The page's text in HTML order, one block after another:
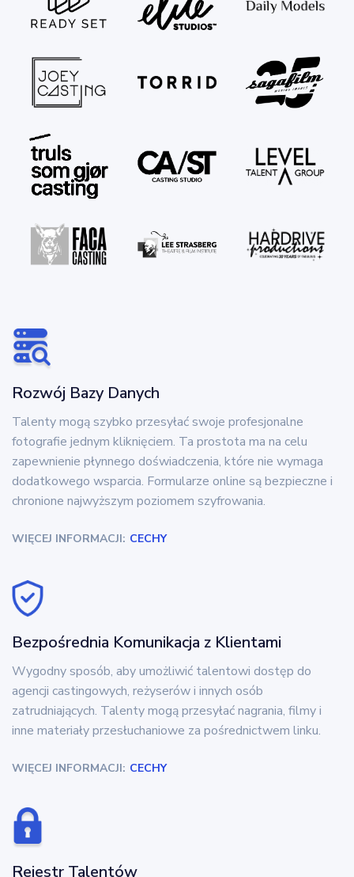
Rozwój Bazy Danych
Talenty mogą szybko przesyłać swoje profesjonalne
fotografie jednym kliknięciem. Ta prostota ma na celu
zapewnienie płynnego doświadczenia, które nie wymaga
dodatkowego wsparcia. Formularze online są bezpieczne i
chronione najwyższym poziomem szyfrowania.
WIĘCEJ INFORMACJI: CECHY
Bezpośrednia Komunikacja z Klientami
Wygodny sposób, aby umożliwić talentowi dostęp do
agencji castingowych, reżyserów i innych osób
zatrudniających. Talenty mogą przesyłać nagrania, filmy i
inne materiały przesłuchaniowe za pośrednictwem linku.
WIĘCEJ INFORMACJI: CECHY
Rejestr Talentów